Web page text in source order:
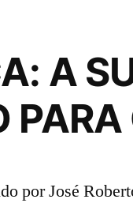
A
por José